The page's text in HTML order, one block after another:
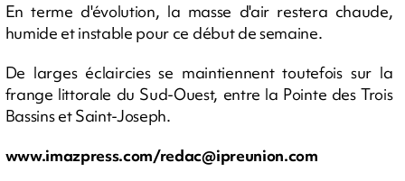
En terme d'évolution, la masse d'air restera chaude,
humide et instable pour ce début de semaine.
De larges éclaircies se maintiennent toutefois sur la
frange littorale du Sud-Ouest, entre la Pointe des Trois
Bassins et Saint-Joseph.
www.imazpress.com/redac@ipreunion.com